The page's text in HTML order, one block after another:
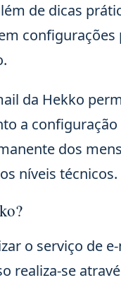
de dicas
da Hekko
a
dos
níveis técnicos.
o serviço de
realiza-se